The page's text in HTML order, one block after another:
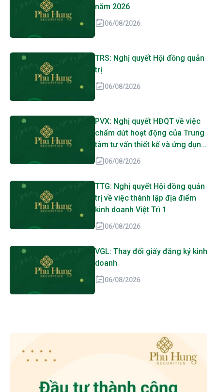
năm 2026
06/08/2026
TRS: Nghị quyết Hội đồng quản
trị
06/08/2026
PVX: Nghị quyết HĐQT về việc
chấm dứt hoạt động của Trung
tâm tư vấn thiết kế và ứng dụng
Kỹ thuật PVC
06/08/2026
TTG: Nghị quyết Hội đồng quản
trị về việc thành lập địa điểm
kinh doanh Việt Trì 1
06/08/2026
VGL: Thay đổi giấy đăng ký kinh
doanh
06/08/2026